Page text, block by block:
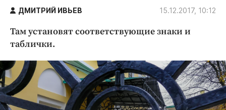
Народные новости
Благоустройство
Культура
Недвижимость и ЖКХ
Образование
ДМИТРИЙ ИВЬЕВ 15.12.2017, 10:12
Там установят соответствующие знаки и
таблички.